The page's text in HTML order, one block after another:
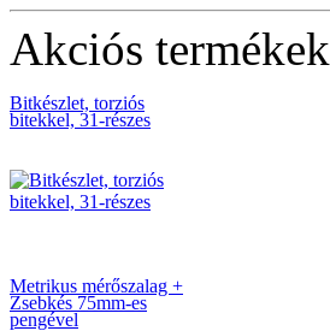
Akciós termékek
Bitkészlet, torziós
bitekkel, 31-részes
Metrikus mérőszalag +
Zsebkés 75mm-es
pengével